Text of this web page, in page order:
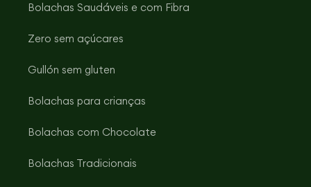
Bolachas Saudáveis e com Fibra
Zero sem açúcares
Gullón sem gluten
Bolachas para crianças
Bolachas com Chocolate
Bolachas Tradicionais